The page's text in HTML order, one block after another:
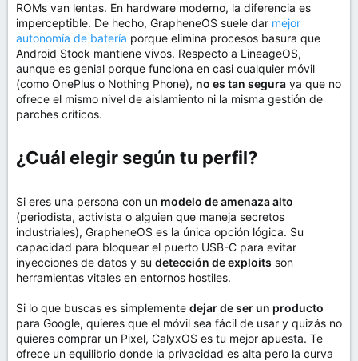
ROMs van lentas. En hardware moderno, la diferencia es
imperceptible. De hecho, GrapheneOS suele dar mejor
autonomía de batería porque elimina procesos basura que
Android Stock mantiene vivos. Respecto a LineageOS,
aunque es genial porque funciona en casi cualquier móvil
(como OnePlus o Nothing Phone), no es tan segura ya que no
ofrece el mismo nivel de aislamiento ni la misma gestión de
parches críticos.
¿Cuál elegir según tu perfil?​
Si eres una persona con un modelo de amenaza alto
(periodista, activista o alguien que maneja secretos
industriales), GrapheneOS es la única opción lógica. Su
capacidad para bloquear el puerto USB-C para evitar
inyecciones de datos y su detección de exploits son
herramientas vitales en entornos hostiles.
Si lo que buscas es simplemente dejar de ser un producto
para Google, quieres que el móvil sea fácil de usar y quizás no
quieres comprar un Pixel, CalyxOS es tu mejor apuesta. Te
ofrece un equilibrio donde la privacidad es alta pero la curva